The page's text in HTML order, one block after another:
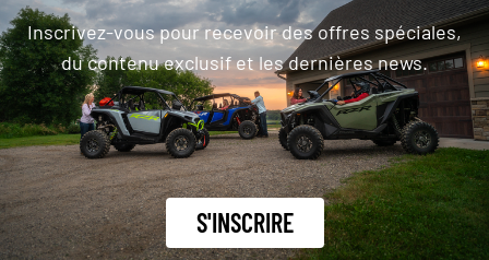
Inscrivez-vous pour recevoir des offres spéciales,
du contenu exclusif et les dernières news.
S'INSCRIRE